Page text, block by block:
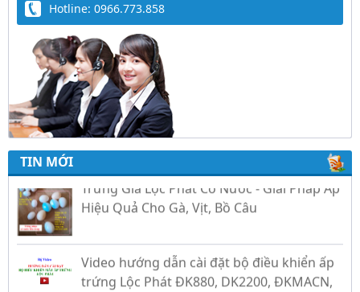
Hotline: 0966.773.858
TIN MỚI
Trứng Giả Lộc Phát Có Nước - Giải Pháp Ấp
Hiệu Quả Cho Gà, Vịt, Bồ Câu
Video hướng dẫn cài đặt bộ điều khiển ấp
trứng Lộc Phát ĐK880, DK2200, ĐKMACN,
ĐK2200